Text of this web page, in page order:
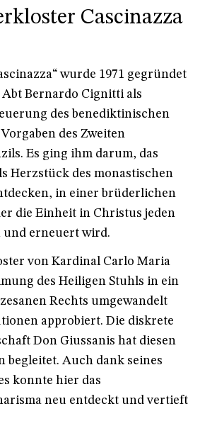
Cascinazza
wurde 1971 gegründet
Bernardo Cignitti als
des benediktinischen
des Zweiten
Es ging ihm darum, das
Herzstück des monastischen
in einer brüderlichen
die Einheit in Christus jeden
und erneuert wird.
von Kardinal Carlo Maria
des Heiligen Stuhls in ein
Rechts umgewandelt
approbiert. Die diskrete
Don Giussanis hat diesen
begleitet. Auch dank seines
konnte hier das
neu entdeckt und vertieft